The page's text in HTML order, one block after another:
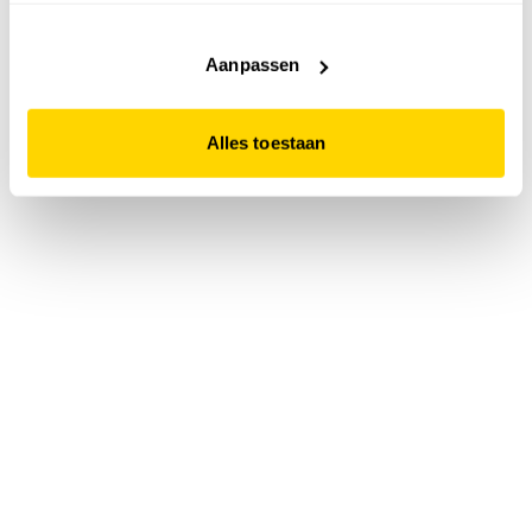
website niet optimaal functioneert.
Aanpassen
Alles toestaan